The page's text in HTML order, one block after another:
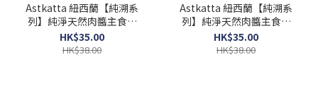
Astkatta 紐西蘭【純溯系
列】純淨天然肉醬主食罐
180g - 純羊肉
HK$35.00
HK$38.00
Astkatta 紐西蘭【純溯系
列】純淨天然肉醬主食罐
180g - 純雞肉
HK$35.00
HK$38.00